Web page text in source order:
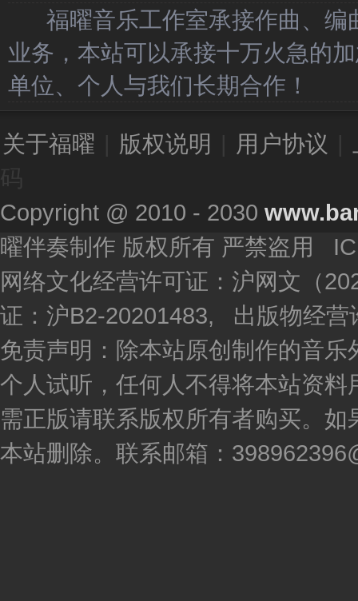
福曜音乐工作室承接作曲、编
业务，本站可以承接十万火急的
单位、个人与我们长期合作！
关于福曜 版权说明 用户协议
Copyright @ 2010 - 2030
曜伴奏制作 版权所有 严禁盗用
网络文化经营许可证：沪网文（
证：沪B2-20201483, 出版物经营
免责声明：除本站原创制作的音
个人试听，任何人不得将本站资
需正版请联系版权所有者购买。
本站删除。联系邮箱：